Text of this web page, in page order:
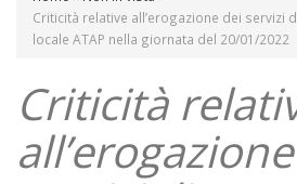
Criticità relative all’erogazione dei servizi
locale ATAP nella giornata del 20/01/2022
Criticità